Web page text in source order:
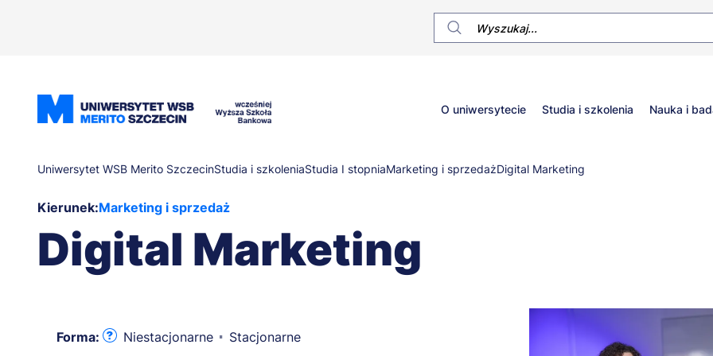
Główne
menu
O uniwersytecie Studia i szkolenia Nauka i
Ścieżka
nawigacyjna
Uniwersytet WSB Merito SzczecinStudia i szkoleniaStudia I stopniaMarketing i sprzedażDigital Marketing
Kierunek:Marketing i sprzedaż
Digital Marketing
Forma: Niestacjonarne Stacjonarne